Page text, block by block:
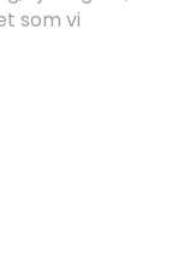
som vi